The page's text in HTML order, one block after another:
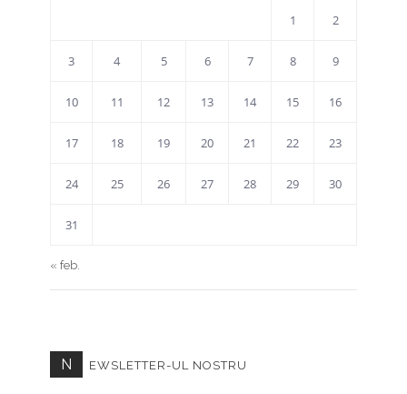
1 2
3 4 5 6 7 8 9
10 11 12 13 14 15 16
17 18 19 20 21 22 23
24 25 26 27 28 29 30
31
« feb.
N EWSLETTER-UL NOSTRU